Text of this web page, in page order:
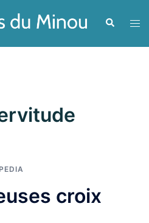
croix